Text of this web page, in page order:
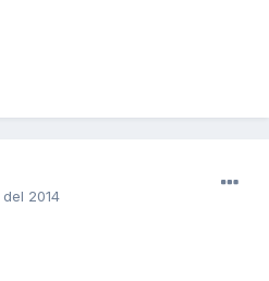
2014